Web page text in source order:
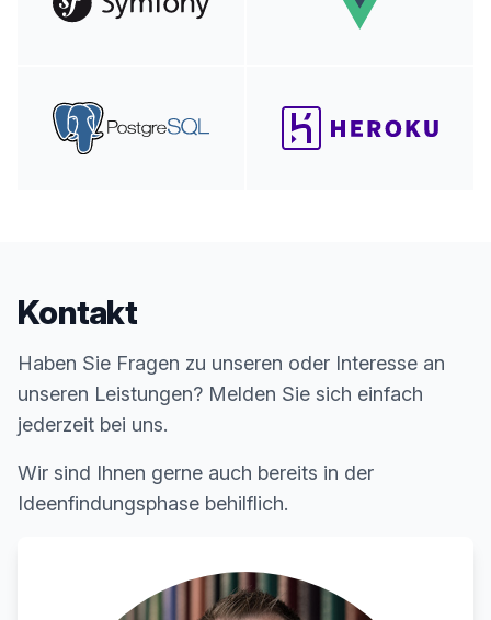
Kontakt
Haben Sie Fragen zu unseren oder Interesse an
unseren Leistungen? Melden Sie sich einfach
jederzeit bei uns.
Wir sind Ihnen gerne auch bereits in der
Ideenfindungsphase behilflich.